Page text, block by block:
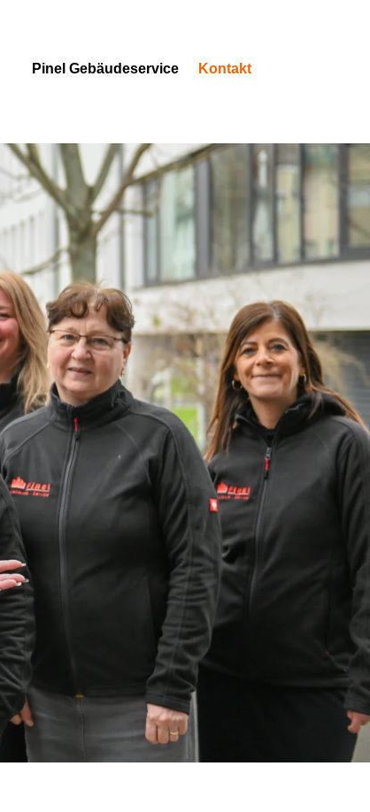
Pinel Gebäudeservice Kontakt